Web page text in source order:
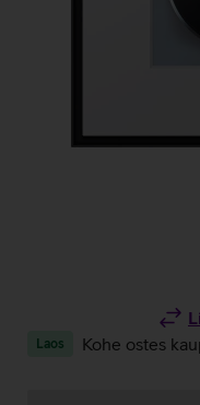
Laos Kohe ostes